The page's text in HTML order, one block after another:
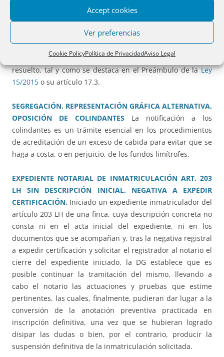
Accept cookies
Ver preferencias
Cookie PolicyPolítica de PrivacidadAviso Legal
TITULAR DE LA CUOTA RESTANTE
expresamente lo prevea, la oposición en el expediente de
alguno de los interesados no hará contencioso el
expediente notarial o registral de jurisdicción voluntaria, ni
impedirá que continúe su tramitación hasta que sea
resuelto, tal y como se destaca en el Preámbulo de laLey
15/2015 o su artículo 17.3.
SEGREGACIÓN. REPRESENTACIÓN GRÁFICA ALTERNATIVA.
OPOSICIÓN DE COLINDANTES
La notificación a los
colindantes es un trámite esencial en los procedimientos
de acreditación de un exceso de cabida para evitar que se
haga a costa, o en perjuicio, de los fundos limítrofes.
EXPEDIENTE NOTARIAL DE INMATRICULACIÓN ART. 203
LH SIN DESCRIPCIÓN INICIAL. NEGATIVA A EXPEDIR
CERTIFICACIÓN. Iniciado un expediente inmatriculador del
artículo 203 LH de una finca, cuya descripción concreta no
consta ni en el acta inicial del expediente, ni en los
documentos que se acompañan y, tras la negativa registral
a expedir certificación y solicitar el registrador al notario el
cierre del expediente iniciado, la DG establece que es
posible continuar la tramitación del mismo, llevando a
cabo el notario las actuaciones y pruebas que estime
pertinentes, las cuales, finalmente, pudieran dar lugar a la
conversión de la anotación preventiva practicada en
inscripción definitiva, una vez que se hubieran logrado
disipar las dudas o bien, por el contrario, producir la
suspensión definitiva de la inmatriculación solicitada.